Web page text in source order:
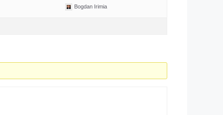
Bogdan Irimia